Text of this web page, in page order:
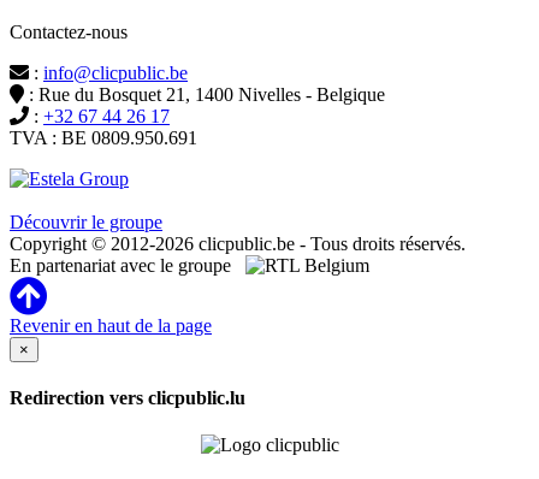
Contactez-nous
: info@clicpublic.be
: Rue du Bosquet 21, 1400 Nivelles - Belgique
: +32 67 44 26 17
TVA : BE 0809.950.691
Découvrir le groupe
Copyright © 2012-2026 clicpublic.be - Tous droits réservés.
En partenariat avec le groupe
Revenir en haut de la page
×
Redirection vers clicpublic.lu